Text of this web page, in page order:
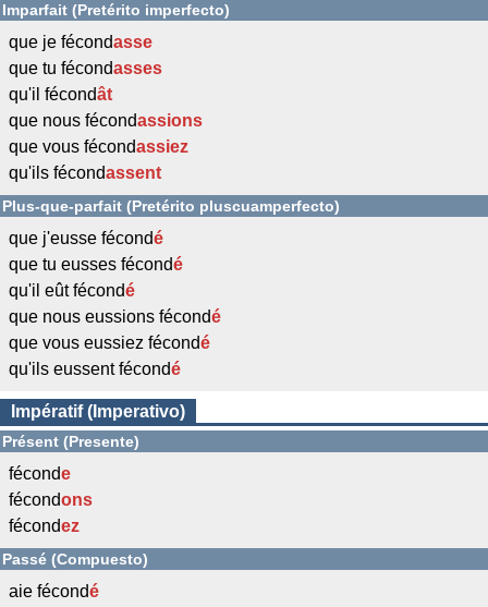
Imparfait (Pretérito imperfecto)
que je fécondasse
que tu fécondasses
qu'il fécondât
que nous fécondassions
que vous fécondassiez
qu'ils fécondassent
Plus-que-parfait (Pretérito pluscuamperfecto)
que j'eusse fécondé
que tu eusses fécondé
qu'il eût fécondé
que nous eussions fécondé
que vous eussiez fécondé
qu'ils eussent fécondé
Impératif (Imperativo)
Présent (Presente)
féconde
fécondons
fécondez
Passé (Compuesto)
aie fécondé